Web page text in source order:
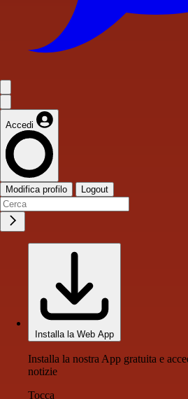
Accedi
Modifica profilo Logout
Installa la Web App
Installa la nostra App gratuita e
notizie
Tocca